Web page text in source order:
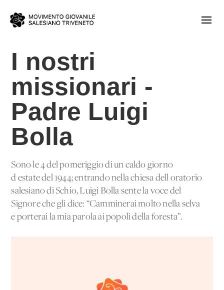
I nostri
missionari -
Padre Luigi
Bolla
Sono le 4 del pomeriggio di un caldo giorno
d'estate del 1944; entrando nella chiesa dell'oratorio
salesiano di Schio, Luigi Bolla sente la voce del
Signore che gli dice: “Camminerai molto nella selva
e porterai la mia parola ai popoli della foresta”.